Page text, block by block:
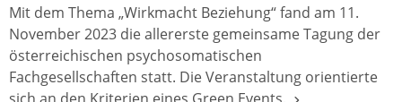
Mit dem Thema „Wirkmacht Beziehung“ fand am 11.
November 2023 die allererste gemeinsame Tagung der
österreichischen psychosomatischen
Fachgesellschaften statt. Die Veranstaltung orientierte